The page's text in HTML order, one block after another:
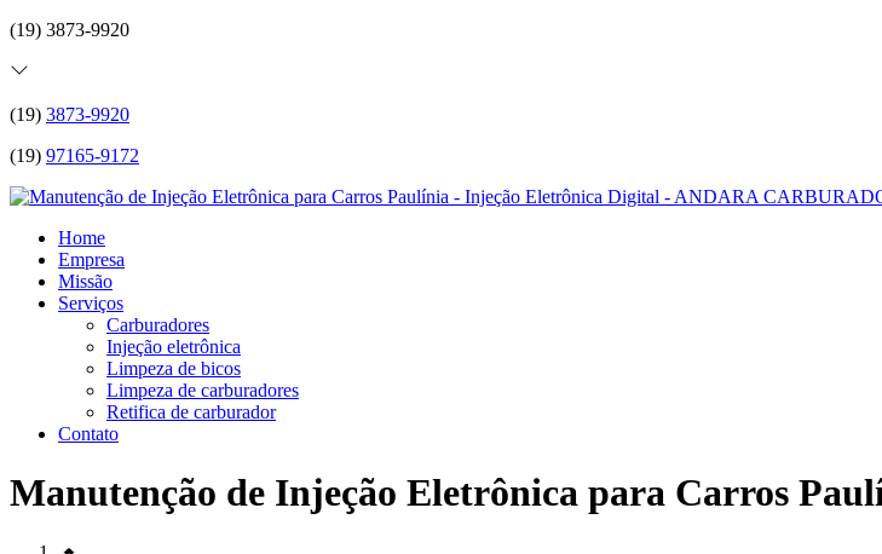
(19) 3873-9920
(19) 3873-9920
(19) 97165-9172
Home
Empresa
Missão
Serviços
Carburadores
Injeção eletrônica
Limpeza de bicos
Limpeza de carburadores
Retifica de carburador
Contato
Manutenção de Injeção Eletrônica para Carros